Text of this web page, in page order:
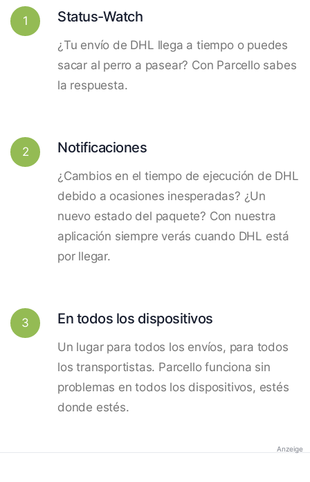
1 Status-Watch
¿Tu envío de DHL llega a tiempo o puedes
sacar al perro a pasear? Con Parcello sabes
la respuesta.
2 Notificaciones
¿Cambios en el tiempo de ejecución de DHL
debido a ocasiones inesperadas? ¿Un
nuevo estado del paquete? Con nuestra
aplicación siempre verás cuando DHL está
por llegar.
3 En todos los dispositivos
Un lugar para todos los envíos, para todos
los transportistas. Parcello funciona sin
problemas en todos los dispositivos, estés
donde estés.
Anzeige